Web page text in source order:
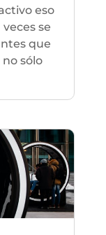
eso
se
que
sólo